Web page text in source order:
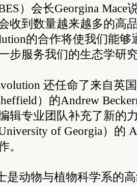
）会长Georgina Mace
收到数量越来越多的高
的合作将使我们能
步服务我们的生态学研
还任命了来自英
）的Andrew
辑专业团队补充了新的
of Georgia）的
。
是动物与植物科学系的